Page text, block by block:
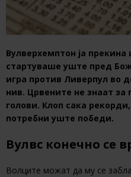
Вулверхемптон ја прекина
стартуваше уште пред
игра против Ливерпул во
нив. Црвените не знаат за
голови. Клоп сака
потребни уште победи.
Вулвс конечно се
Волците можат да му се